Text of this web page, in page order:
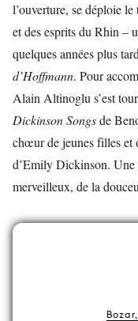
l’ouverture, se déploie
et des esprits du Rhin –
quelques années plus
d’Hoffmann. Pour
Alain Altinoglu s’est
Dickinson Songsde
chœur de jeunes filles et
d’Emily Dickinson. Une
merveilleux, de la